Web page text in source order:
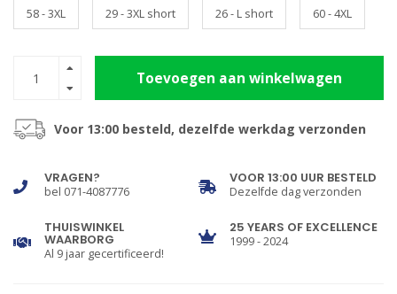
58 - 3XL 29 - 3XL short 26 - L short 60 - 4XL
Toevoegen aan winkelwagen
Voor 13:00 besteld, dezelfde werkdag verzonden
VRAGEN?
bel 071-4087776
VOOR 13:00 UUR BESTELD
Dezelfde dag verzonden
THUISWINKEL
WAARBORG
Al 9 jaar gecertificeerd!
25 YEARS OF EXCELLENCE
1999 - 2024